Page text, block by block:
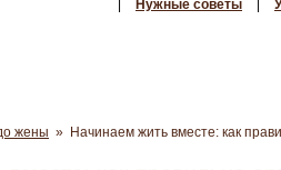
Нужные советы
жены » Начинаем жить вместе: как